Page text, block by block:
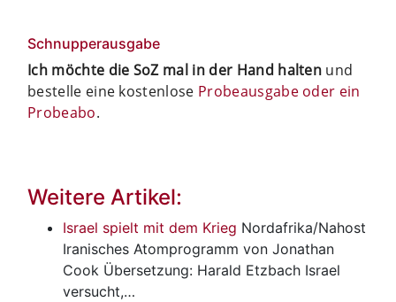
Schnupperausgabe
Ich möchte die SoZ mal in der Hand halten und
bestelle eine kostenlose Probeausgabe oder ein
Probeabo.
Weitere Artikel:
Israel spielt mit dem Krieg Nordafrika/Nahost
Iranisches Atomprogramm von Jonathan
Cook Übersetzung: Harald Etzbach Israel
versucht,…